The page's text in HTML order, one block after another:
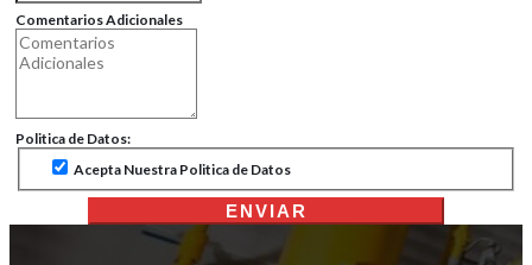
Comentarios Adicionales
Politica de Datos:
Acepta Nuestra Politica de Datos
ENVIAR